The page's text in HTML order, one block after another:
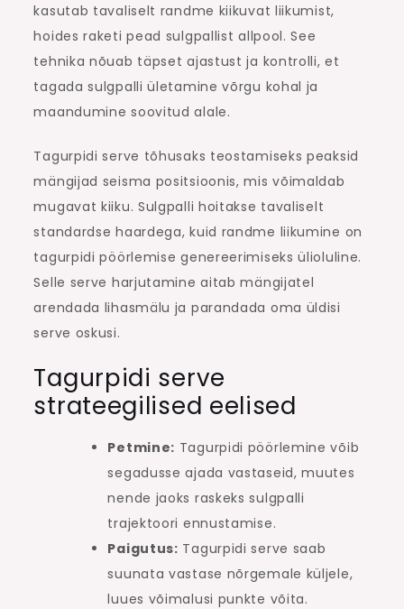
kasutab tavaliselt randme kiikuvat liikumist,
hoides raketi pead sulgpallist allpool. See
tehnika nõuab täpset ajastust ja kontrolli, et
tagada sulgpalli ületamine võrgu kohal ja
maandumine soovitud alale.
Tagurpidi serve tõhusaks teostamiseks peaksid
mängijad seisma positsioonis, mis võimaldab
mugavat kiiku. Sulgpalli hoitakse tavaliselt
standardse haardega, kuid randme liikumine on
tagurpidi pöörlemise genereerimiseks ülioluline.
Selle serve harjutamine aitab mängijatel
arendada lihasmälu ja parandada oma üldisi
serve oskusi.
Tagurpidi serve
strateegilised eelised
Petmine: Tagurpidi pöörlemine võib
segadusse ajada vastaseid, muutes
nende jaoks raskeks sulgpalli
trajektoori ennustamise.
Paigutus: Tagurpidi serve saab
suunata vastase nõrgemale küljele,
luues võimalusi punkte võita.